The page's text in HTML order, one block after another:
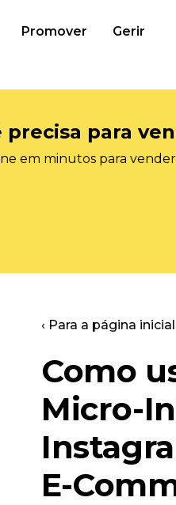
Promover Gerir
precisa para
em minutos para
‹ Para a página
Como
Micro-
E-